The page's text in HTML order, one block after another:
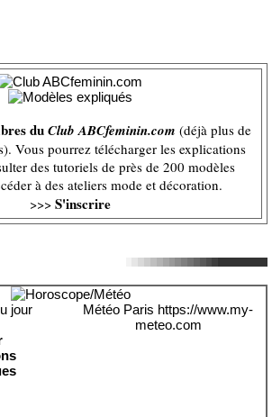
duClub ABCfeminin.com (déjà plus de
Vous pourrez télécharger les explications
des tutoriels de près de 200 modèles
à des ateliers mode et décoration.
>>> S'inscrire
Météo Paris https://www.my-
meteo.com